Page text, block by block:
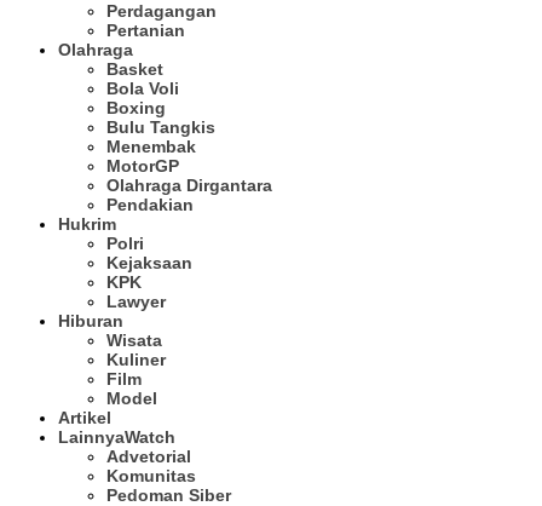
Perdagangan
Pertanian
Olahraga
Basket
Bola Voli
Boxing
Bulu Tangkis
Menembak
MotorGP
Olahraga Dirgantara
Pendakian
Hukrim
Polri
Kejaksaan
KPK
Lawyer
Hiburan
Wisata
Kuliner
Film
Model
Artikel
LainnyaWatch
Advetorial
Komunitas
Pedoman Siber